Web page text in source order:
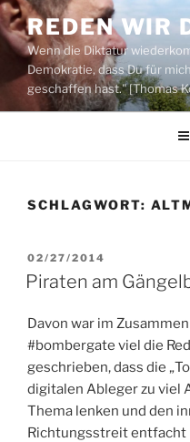
Zum
Inhalt
springen
REDEN WIR
Wenn die Diktatur
Demokratie, dass Du für
geschaffen hast." [Thomas
SCHLAGWORT:
VERÖFFENTLICHT
AM
02/27/2014
Piraten am
Davon war im
#bombergate viel die
geschrieben, dass die
digitalen Ableger zu viel
Thema lenken und den
Richtungsstreit entfacht